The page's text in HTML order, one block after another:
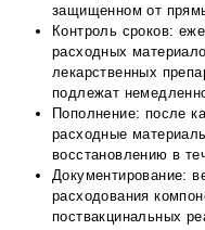
защищенном от
Контроль сроков:
расходных
лекарственных
подлежат
Пополнение: после
расходные
восстановлению в
Документирование:
расходования
поствакцинальных